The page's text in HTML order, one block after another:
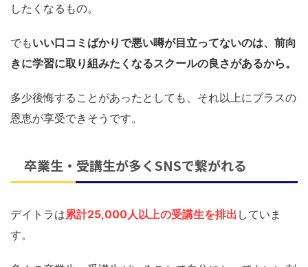
したくなるもの。
でもいい口コミばかりで悪い噂が目立ってないのは、前向
きに学習に取り組みたくなるスクールの良さがあるから。
多少後悔することがあったとしても、それ以上にプラスの
恩恵が享受できそうです。
卒業生・受講生が多くSNSで繋がれる
デイトラは累計25,000人以上の受講生を排出 していま
す。